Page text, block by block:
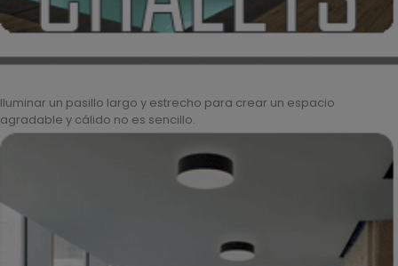
Iluminar un pasillo largo y estrecho para crear un espacio
agradable y cálido no es sencillo.